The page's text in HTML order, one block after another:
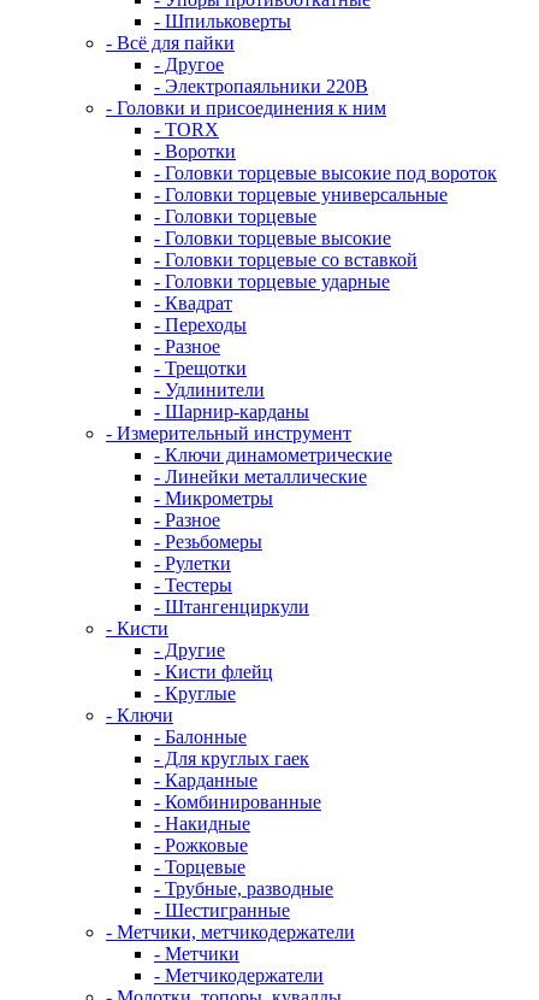
- Шпильковерты
- Всё для пайки
- Другое
- Электропаяльники 220В
- Головки и присоединения к ним
- TORX
- Воротки
- Головки торцевые высокие под вороток
- Головки торцевые универсальные
- Головки торцевые
- Головки торцевые высокие
- Головки торцевые со вставкой
- Головки торцевые ударные
- Квадрат
- Переходы
- Разное
- Трещотки
- Удлинители
- Шарнир-карданы
- Измерительный инструмент
- Ключи динамометрические
- Линейки металлические
- Микрометры
- Разное
- Резьбомеры
- Рулетки
- Тестеры
- Штангенциркули
- Кисти
- Другие
- Кисти флейц
- Круглые
- Ключи
- Балонные
- Для круглых гаек
- Карданные
- Комбинированные
- Накидные
- Рожковые
- Торцевые
- Трубные, разводные
- Шестигранные
- Метчики, метчикодержатели
- Метчики
- Метчикодержатели